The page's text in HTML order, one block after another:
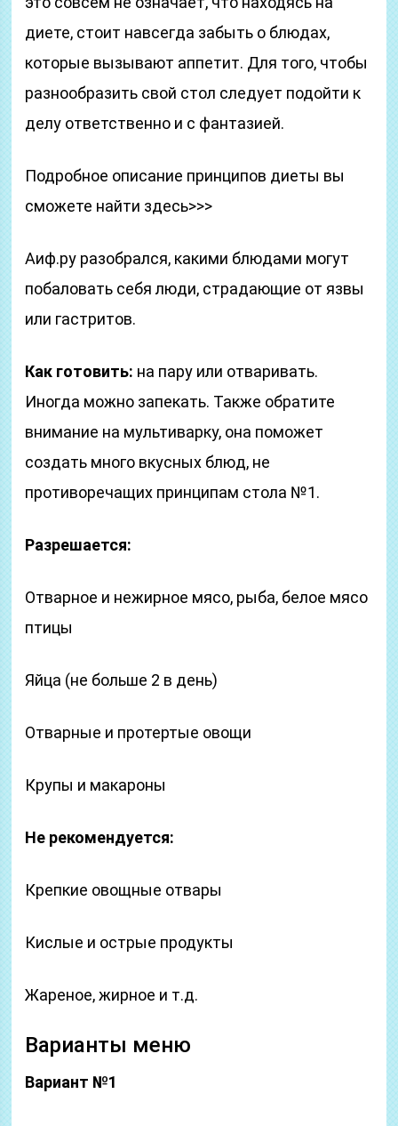
диете, стоит навсегда забыть о блюдах,
которые вызывают аппетит. Для того, чтобы
разнообразить свой стол следует подойти к
делу ответственно и с фантазией.
Подробное описание принципов диеты вы
сможете найти здесь>>>
Аиф.ру разобрался, какими блюдами могут
побаловать себя люди, страдающие от язвы
или гастритов.
Как готовить: на пару или отваривать.
Иногда можно запекать. Также обратите
внимание на мультиварку, она поможет
создать много вкусных блюд, не
противоречащих принципам стола №1.
Разрешается:
Отварное и нежирное мясо, рыба, белое мясо
птицы
Яйца (не больше 2 в день)
Отварные и протертые овощи
Крупы и макароны
Не рекомендуется:
Крепкие овощные отвары
Кислые и острые продукты
Жареное, жирное и т.д.
Варианты меню
Вариант №1